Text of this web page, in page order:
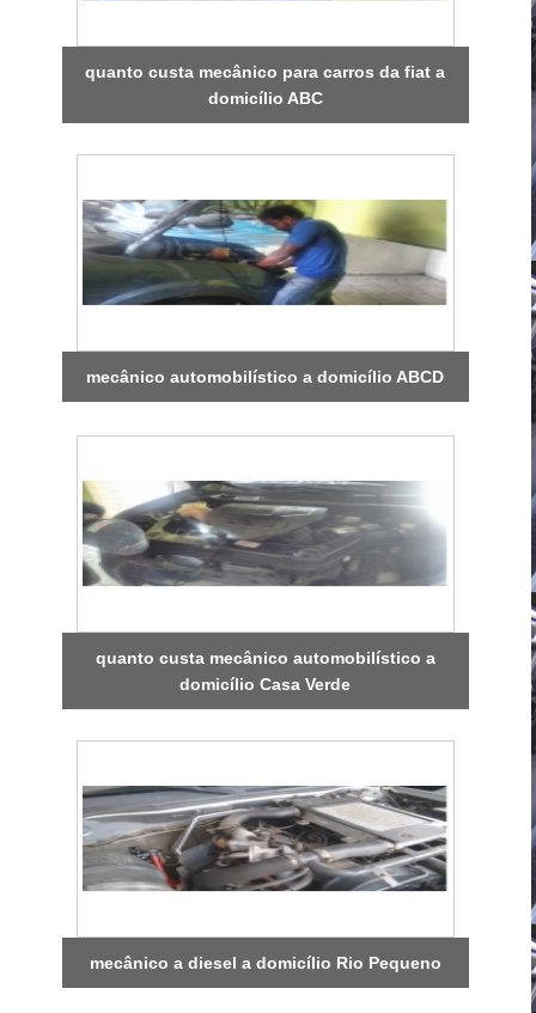
quanto custa mecânico para carros da fiat a
domicílio ABC
mecânico automobilístico a domicílio ABCD
quanto custa mecânico automobilístico a
domicílio Casa Verde
mecânico a diesel a domicílio Rio Pequeno